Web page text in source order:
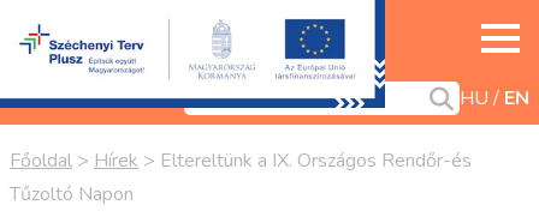
HU EN
Főoldal > Hírek > Eltereltünk a IX. Országos Rendőr-és
Tűzoltó Napon